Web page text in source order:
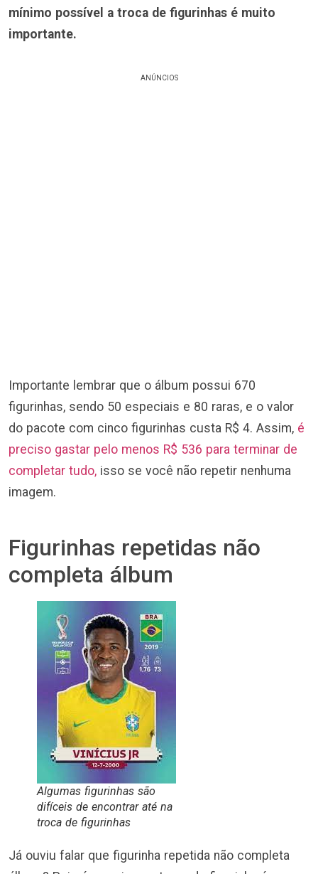
mínimo possível a troca de figurinhas é muito
importante.
ANÚNCIOS
Importante lembrar que o álbum possui 670
figurinhas, sendo 50 especiais e 80 raras, e o valor
do pacote com cinco figurinhas custa R$ 4. Assim, é
preciso gastar pelo menos R$ 536 para terminar de
completar tudo, isso se você não repetir nenhuma
imagem.
Figurinhas repetidas não
completa álbum
Algumas figurinhas são
difíceis de encontrar até na
troca de figurinhas
Já ouviu falar que figurinha repetida não completa